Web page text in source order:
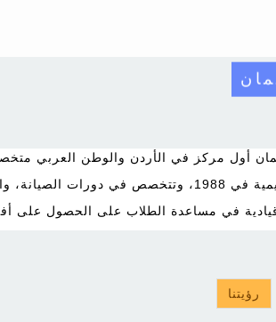
أول مركز في الأردن والوطن العربي
والشبكات والتصميم
قيادية في مساعدة الطلاب على الحصول على
رؤيتنا